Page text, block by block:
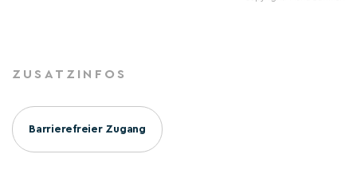
ZUSATZINFOS
Barrierefreier Zugang